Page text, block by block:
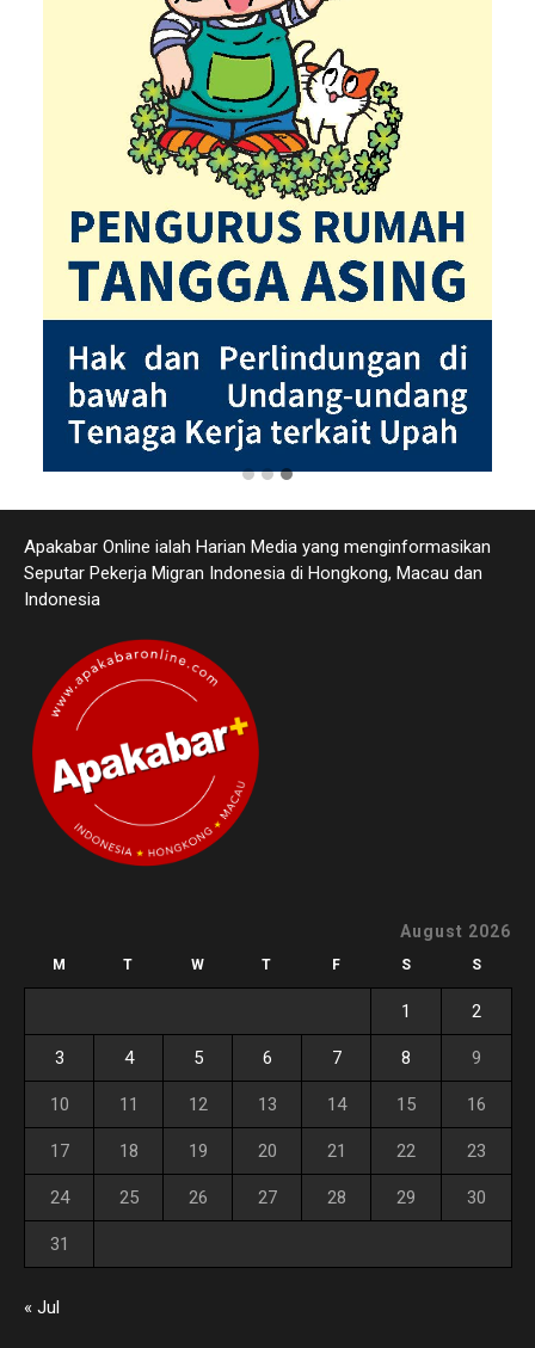
Apakabar Online ialah Harian Media yang menginformasikan
Seputar Pekerja Migran Indonesia di Hongkong, Macau dan
Indonesia
August 2026
M T W T F S S
1 2
3 4 5 6 7 8 9
10 11 12 13 14 15 16
17 18 19 20 21 22 23
24 25 26 27 28 29 30
31
« Jul